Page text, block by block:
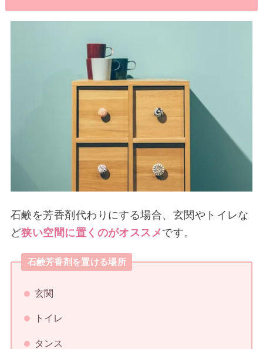
石鹸を芳香剤代わりにする場合、玄関やトイレな
ど狭い空間に置くのがオススメです。
石鹸芳香剤を置ける場所
玄関
トイレ
タンス